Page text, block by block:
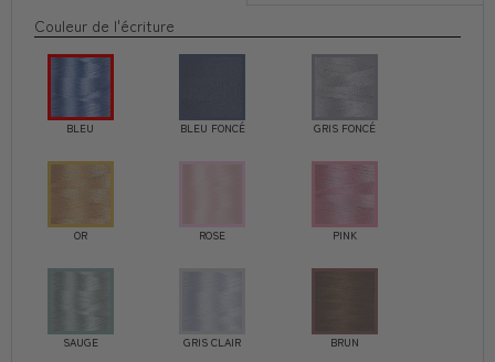
Couleur de l'écriture
BLEU BLEU FONCÉ GRIS FONCÉ
OR ROSE PINK
SAUGE GRIS CLAIR BRUN